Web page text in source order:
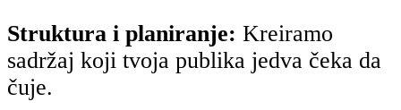
Struktura i planiranje: Kreiramo
sadržaj koji tvoja publika jedva čeka da
čuje.